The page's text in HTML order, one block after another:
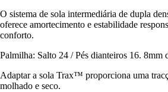
O sistema de sola intermediária de dupla
oferece amortecimento e estabilidade
conforto.
Palmilha: Salto 24 / Pés dianteiros 16. 8mm
Adaptar a sola Trax™ proporciona uma
molhado e seco.